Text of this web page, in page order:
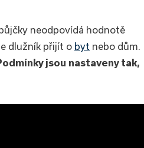
neodpovídá hodnotě
dlužník přijít o byt nebo dům.
jsou nastaveny tak,